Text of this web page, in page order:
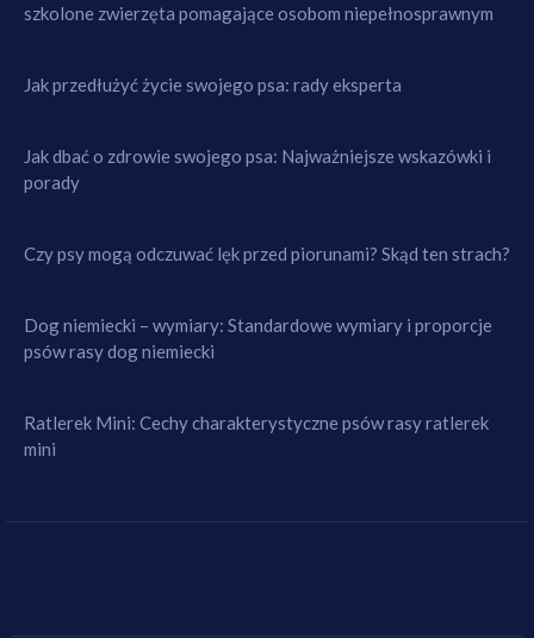
szkolone zwierzęta pomagające osobom niepełnosprawnym
Jak przedłużyć życie swojego psa: rady eksperta
Jak dbać o zdrowie swojego psa: Najważniejsze wskazówki i
porady
Czy psy mogą odczuwać lęk przed piorunami? Skąd ten strach?
Dog niemiecki – wymiary: Standardowe wymiary i proporcje
psów rasy dog niemiecki
Ratlerek Mini: Cechy charakterystyczne psów rasy ratlerek
mini